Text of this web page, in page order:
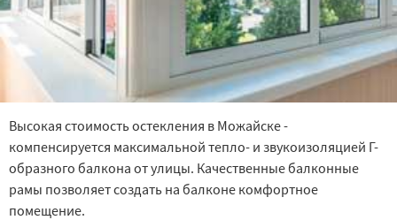
Высокая стоимость остекления в Можайске -
компенсируется максимальной тепло- и звукоизоляцией Г-
образного балкона от улицы. Качественные балконные
рамы позволяет создать на балконе комфортное
помещение.